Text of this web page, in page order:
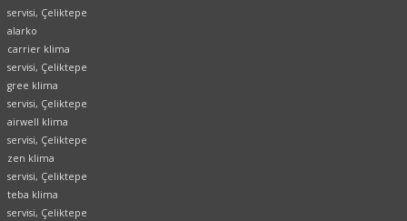
servisi, Çeliktepe
alarko
carrier klima
servisi, Çeliktepe
gree klima
servisi, Çeliktepe
airwell klima
servisi, Çeliktepe
zen klima
servisi, Çeliktepe
teba klima
servisi, Çeliktepe